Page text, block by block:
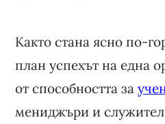
Както стана ясно по-
план успехът на една
от способността за
мениджъри и